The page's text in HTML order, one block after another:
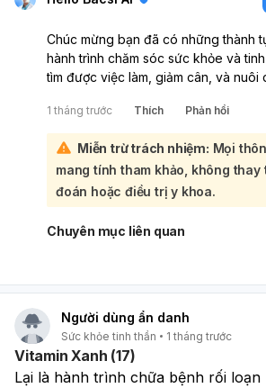
Chúc mừng bạn đã có những thành
hành trình chăm sóc sức khỏe và
tìm được việc làm, giảm cân, và nuôi
và có trách nhiệm với bản thân.:
Bạn đã tự khám phá và xác định
của bản thân, từ một nhân viên chăm
yêu thiên nhiên và nghệ thuật. Điều
bạn cảm thấy tự tin hơn mà còn tạo
phong phú và ý nghĩa. Hãy tiếp tục
quen tốt như học hỏi, tập thể dục, và
quên rằng việc tự hỏi "tôi là ai" là
và phát triển, bạn đang đi đúng
vẻ và hạnh phúc trong cuộc sống!
1 tháng trước Thích Phản hồi
Miễn trừ trách nhiệm: Mọi
mang tính tham khảo, không thay
đoán hoặc điều trị y khoa.
Chuyên mục liên quan
Người dùng ẩn danh
Sức khỏe tinh thần 1 tháng trước
Vitamin Xanh (17)
Lại là hành trình chữa bệnh rối